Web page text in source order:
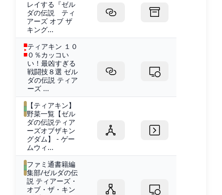
レイする『ゼル
ダの伝説 ティ
アーズ オブ ザ
キング...
ティアキン １０
０％カッコい
い！最凶すぎる
戦闘技８選 ゼル
ダの伝説 ティア
ーズ ...
【ティアキン】
野菜一覧【ゼル
ダの伝説ティア
ーズオブザキン
グダム】 - ゲー
ムウィ...
ファミ通書籍編
集部/ゼルダの伝
説 ティアーズ・
オブ・ザ・キン